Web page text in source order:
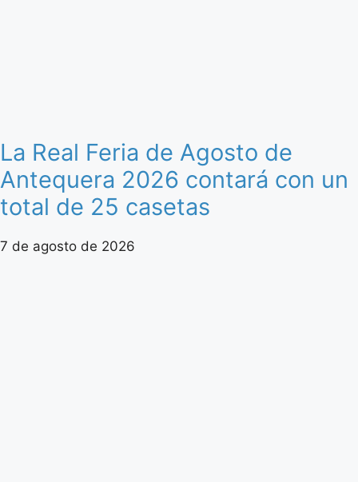
La Real Feria de Agosto de
Antequera 2026 contará con un
total de 25 casetas
7 de agosto de 2026